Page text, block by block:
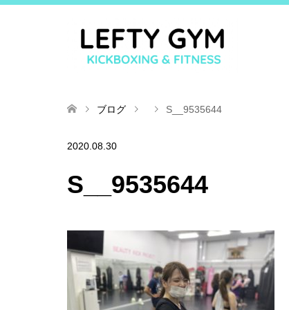
ブログ S__9535644
2020.08.30
S__9535644